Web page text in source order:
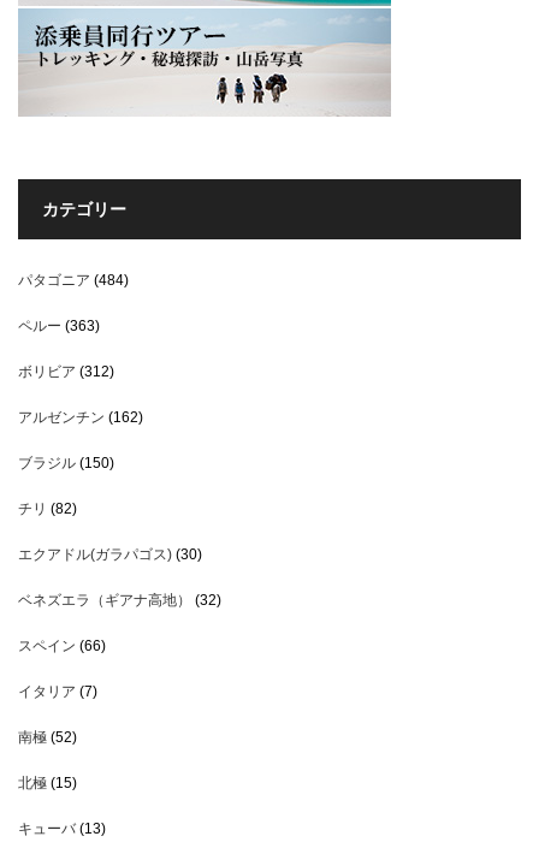
カテゴリー
パタゴニア (484)
ペルー (363)
ボリビア (312)
アルゼンチン (162)
ブラジル (150)
チリ (82)
エクアドル(ガラパゴス) (30)
ベネズエラ（ギアナ高地） (32)
スペイン (66)
イタリア (7)
南極 (52)
北極 (15)
キューバ(13)